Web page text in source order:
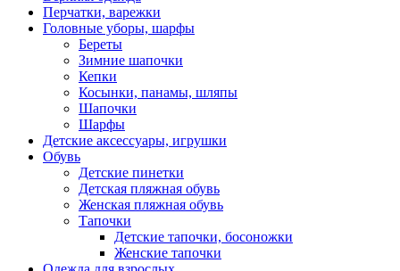
Перчатки, варежки
Головные уборы, шарфы
Береты
Зимние шапочки
Кепки
Косынки, панамы, шляпы
Шапочки
Шарфы
Детские аксессуары, игрушки
Обувь
Детские пинетки
Детская пляжная обувь
Женская пляжная обувь
Тапочки
Детские тапочки, босоножки
Женские тапочки